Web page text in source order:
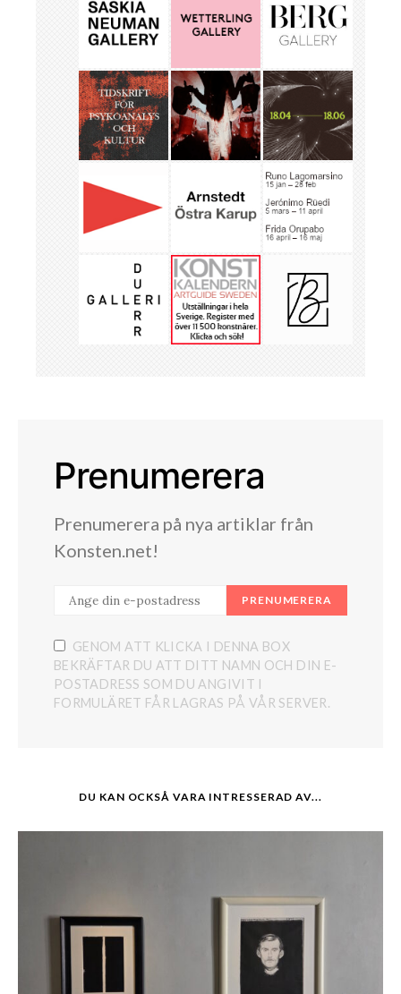
Prenumerera
Prenumerera på nya artiklar från
Konsten.net!
PRENUMERERA
GENOM ATT KLICKA I DENNA BOX
BEKRÄFTAR DU ATT DITT NAMN OCH DIN E-
POSTADRESS SOM DU ANGIVIT I
FORMULÄRET FÅR LAGRAS PÅ VÅR SERVER.
DU KAN OCKSÅ VARA INTRESSERAD AV...